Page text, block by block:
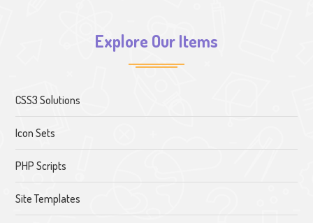
Explore Our Items
CSS3 Solutions
Icon Sets
PHP Scripts
Site Templates